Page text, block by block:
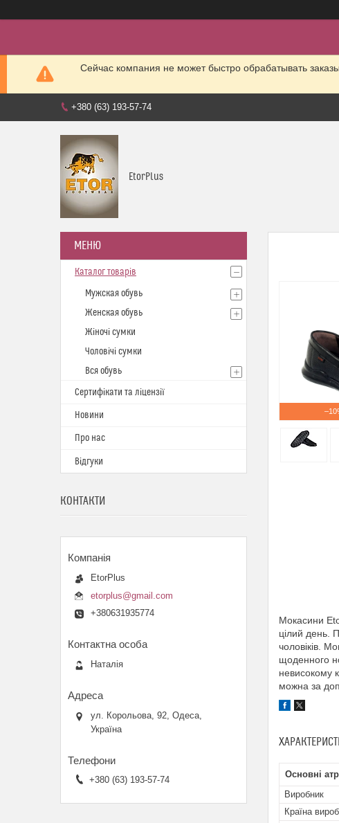
Сейчас компания не может быстро обрабатывать
+380 (63) 193-57-74
EtorPlus
Мокасини
цілий день.
чоловіків.
щоденного
невисокому
можна за
Основні
Виробник
Країна
Каталог товарів
Мужская обувь
Женская обувь
Жіночі сумки
Чоловічі сумки
Вся обувь
Сертифікати та ліцензії
Новини
Про нас
Відгуки
КОНТАКТИ
EtorPlus
etorplus@gmail.com
+380631935774
Наталія
ул. Корольова, 92, Одеса,
Україна
+380 (63) 193-57-74